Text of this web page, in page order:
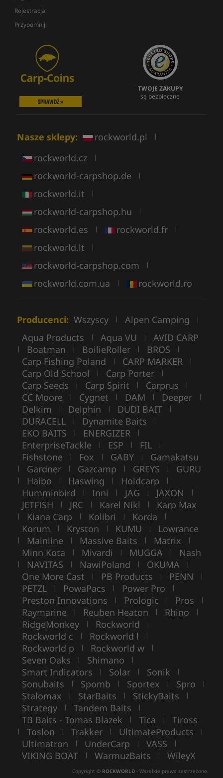
Rejestracja
Przypomnij
SPRAWDŹ »
TWOJE ZAKUPY
są bezpieczne
Nasze sklepy: rockworld.pl |
rockworld.cz |
rockworld-carpshop.de |
rockworld.it |
rockworld-carpshop.hu |
rockworld.es | rockworld.fr |
rockworld.lt |
rockworld-carpshop.com |
rockworld.com.ua | rockworld.ro
Producenci: Wszyscy | Alpen Camping |
Aqua Products | Aqua VU | AVID CARP
| Boatman | BoilieRoller | BROS |
Carp Fishing Poland | CARP MARKER |
Carp Old School | Carp Porter |
Carp Seeds | Carp Spirit | Carprus |
CC Moore | Cygnet | DAM | Deeper |
Delkim | Delphin | DUDI BAIT |
DURACELL | Dynamite Baits |
EKO BAITS | ENERGIZER |
EnterpriseTackle | ESP | FIL |
Fishstone | Fox | GABY | Gamakatsu
| Gardner | Gazcamp | GREYS | GURU
| Haibo | Haswing | Holdcarp |
Humminbird | Inni | JAG | JAXON |
JETFISH | JRC | Karel Nikl | Karp Max
| Kiana Carp | Kolibri | Korda |
Korum | Kryston | KUMU | Lowrance
| Mainline | Massive Baits | Matrix |
Minn Kota | Mivardi | MUGGA | Nash
| NAVITAS | NawiPoland | OKUMA |
One More Cast | PB Products | PENN |
PETZL | PowaPacs | Power Pro |
Preston Innovations | Prologic | Pros |
Raymarine | Reuben Heaton | Rhino |
RidgeMonkey | Rockworld |
Rockworld c | Rockworld ł |
Rockworld p | Rockworld w |
Seven Oaks | Shimano |
Smart Indicators | Solar | Sonik |
Sonubaits | Spomb | Sportex | Spro |
Stalomax | StarBaits | StickyBaits |
Strategy | Tandem Baits |
TB Baits - Tomas Blazek | Tica | Tiross
| Toslon | Trakker | UltimateProducts |
Ultimatron | UnderCarp | VASS |
VIKING BOAT | WarmuzBaits | WileyX
Copyright © ROCKWORLD - Wszelkie prawa zastrzeżone.